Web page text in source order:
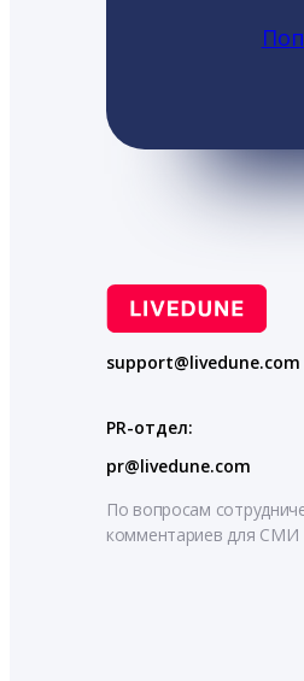
support@livedune.com
PR-отдел:
pr@livedune.com
По вопросам
комментариев для СМИ